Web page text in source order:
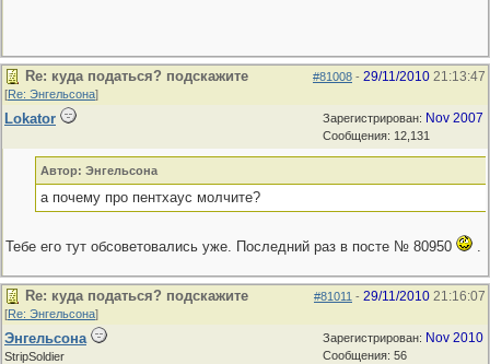
#81008 - 29/11/2010 21:13:47
Re: куда податься? подскажите
[Re: Энгельсона]
Зарегистрирован: Nov 2007
Сообщения: 12,131
Lokator
Автор: Энгельсона
а почему про пентхаус молчите?
Тебе его тут обсоветовались уже. Последний раз в посте № 80950 .
#81011 - 29/11/2010 21:16:07
Re: куда податься? подскажите
[Re: Энгельсона]
Зарегистрирован: Nov 2010
Сообщения: 56
Энгельсона
StripSoldier